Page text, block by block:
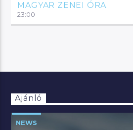
MAGYAR ZENEI ÓRA
23:00
Ajánló
NEWS